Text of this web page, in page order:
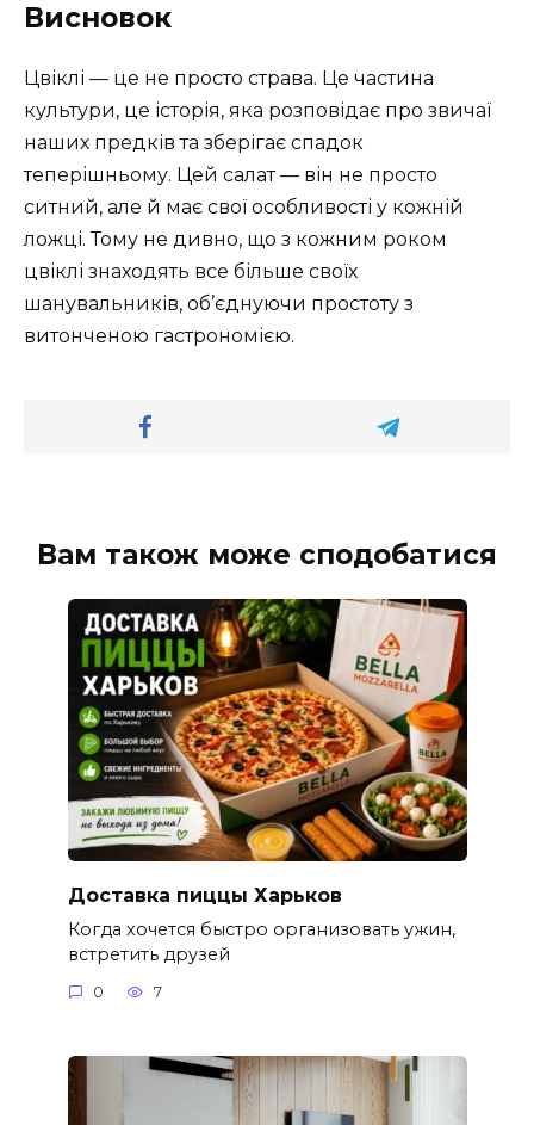
Висновок
Цвіклі — це не просто страва. Це частина
культури, це історія, яка розповідає про звичаї
наших предків та зберігає спадок
теперішньому. Цей салат — він не просто
ситний, але й має свої особливості у кожній
ложці. Тому не дивно, що з кожним роком
цвіклі знаходять все більше своїх
шанувальників, об’єднуючи простоту з
витонченою гастрономією.
Вам також може сподобатися
Доставка пиццы Харьков
Когда хочется быстро организовать ужин,
встретить друзей
0 7